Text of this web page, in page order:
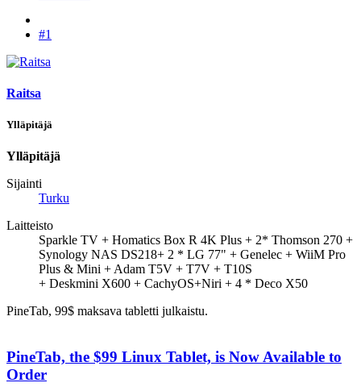
#1
Raitsa
Ylläpitäjä
Ylläpitäjä
Sijainti
Turku
Laitteisto
Sparkle TV + Homatics Box R 4K Plus + 2* Thomson 270 +
Synology NAS DS218+ 2 * LG 77" + Genelec + WiiM Pro
Plus & Mini + Adam T5V + T7V + T10S
+ Deskmini X600 + CachyOS+Niri + 4 * Deco X50
PineTab, 99$ maksava tabletti julkaistu.
PineTab, the $99 Linux Tablet, is Now Available to
Order